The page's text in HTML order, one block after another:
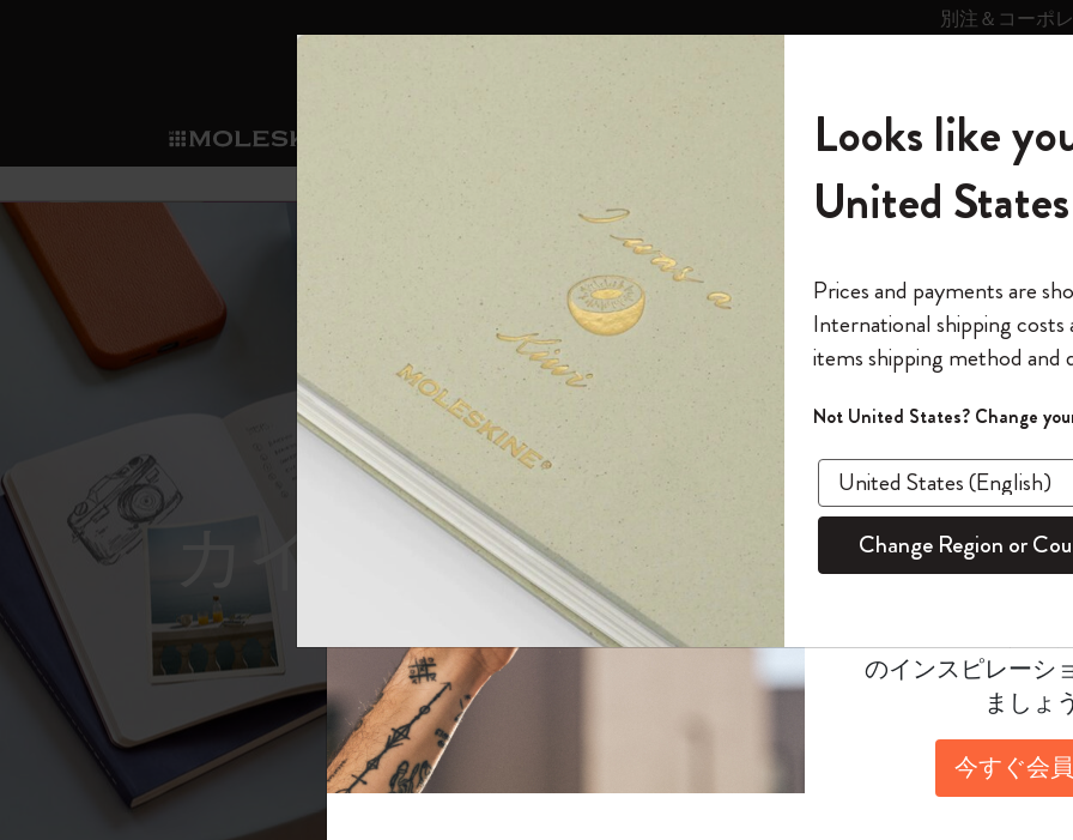
別注＆コーポ
ショ
新商品
ノートブック
ノートブック
The Original Notebook
ミニノートブックチャーム
カイエ ＆ ジャーナル
セット
パッションジャーナル
スチューデントカイエジャーナル
サブカテゴリ
ダイアリー
パーソナル・ダイアリー
12カ月ダイアリー
15ヶ月プランナー
ウィークリープランナー
デイリープランナー
マンスリープランナー
モレスキンスマート
サブカテゴリ
すべて見る
スマートライティング・システム
モレスキンスマートスマートとは
アプリ・サービス
ライティングツール
サブカテゴリ
モレスキンスマート
Blackwing x モレスキン
Kaweco x モレスキン
ペン & ペンシル
限定版ノートブック
Reframe サングラス
ムーミン コレクション
キム・ジョンギコレクション
「Alice's Adventures in Wonderland」コレ
『ロード・オブ・ザ・リング』コレク
カラーパターン ノートブック
サクラコレクション
馬年コレクション
キム・ジョンギコレクション
Impressions of Impressionism コレクショ
ン
カサ・バトリョ 限定版コレクション
ゴッホ美術館
バッグ
サブカテゴリ
すべて見る
バックパック
限定版バックパック
Shopper paper – made Collection
ギフト
サブカテゴリ
アートを愛する方への贈り物
プロフェッショナルへの贈り物
ミニマリストへの贈り物
マキシマリストへの贈り物
健康を愛する方への贈り物です
趣味を愛する方へのギフト
ピン
サブカテゴリ
カントリー・テーマ・ピンズ・コレク
ション
サブカテゴリ
プライドをいつも胸に
Mardi Mercredi × モレスキン
すべて見る
スマートライティング・シス
サブカテゴリ
スマートライティング・システム
スマートノートブック
スマートダイアリー
モレスキンスマートスマート
アプリ・サービス
サブカテゴリ
Notes
モレスキン Journal
モレスキン Planner
パーソナライズサ
ービス
サブカテゴリ
カスタムダイアリー
カスタムノートブック
和紙テープ
ミニノートブックチャーム
別注＆コーポレートギフト
リー
の世界
サブカテゴリ
モレスキンメンバーシップ
我々の歴史
モレスキンのマニフェスト
ペンと紙の力
持続可能な創造性
今すぐメンバー登録
ウェルカムオファー: 次回のご購入時に10% オフと送料無料
通常特典: パーソナライズの2冊ご購入で1冊無料
バースデー特典: 1回限りの割引（1ヶ月有効）
先行プレビュー: 新作コレクションへの先行アクセス
伝説的なお得情報: 会員限定の特別サプライズ
セールへの早期アクセス: お得な情報をいち早くチェック
モレスキン限定イベント: 優先アクセス
返品期間の延長: 1ヶ月間
モレスキンの世界
*メールアドレス
*パスワード
このデバイスで情
ログイン
6,500円以上のご購入で送料無料
あるページから始まる物語
Reframe Sunglasses（リフレー
あなたにぴったりの一本を選ぼう
ス
スライド表示2
スライド表示4
スライド表示5 モレスキンの世
今すぐ会員登録
「WELCOME10」
回注文が10%オフ
ます。セール・ア
適用
のインスピレーシ
ましょ
今すぐ会
Looks like
United States
Prices and payments are
International shipping costs
items shipping method and
Not United States? Change
Change Region or